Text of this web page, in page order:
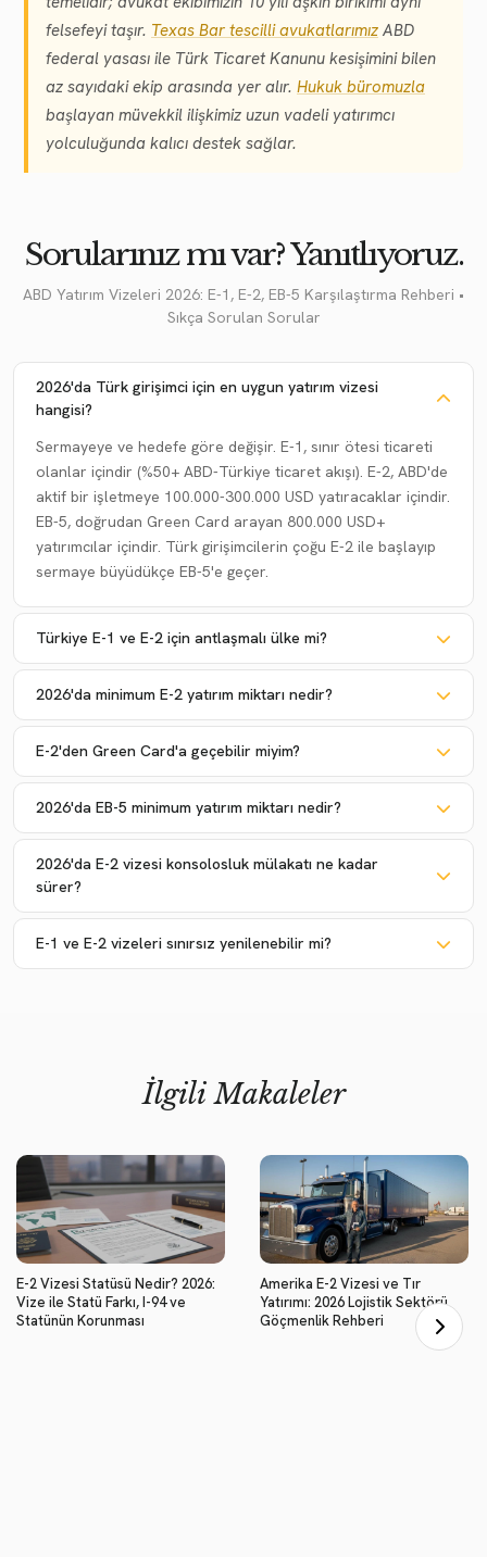
felsefeyi taşır. Texas Bar tescilli avukatlarımız ABD
federal yasası ile Türk Ticaret Kanunu kesişimini bilen
az sayıdaki ekip arasında yer alır. Hukuk büromuzla
başlayan müvekkil ilişkimiz uzun vadeli yatırımcı
yolculuğunda kalıcı destek sağlar.
Sorularınız mı var? Yanıtlıyoruz.
ABD Yatırım Vizeleri 2026: E-1, E-2, EB-5 Karşılaştırma Rehberi •
Sıkça Sorulan Sorular
2026'da Türk girişimci için en uygun yatırım vizesi
hangisi?
Sermayeye ve hedefe göre değişir. E-1, sınır ötesi ticareti
olanlar içindir (%50+ ABD-Türkiye ticaret akışı). E-2, ABD'de
aktif bir işletmeye 100.000-300.000 USD yatıracaklar içindir.
EB-5, doğrudan Green Card arayan 800.000 USD+
yatırımcılar içindir. Türk girişimcilerin çoğu E-2 ile başlayıp
sermaye büyüdükçe EB-5'e geçer.
Türkiye E-1 ve E-2 için antlaşmalı ülke mi?
2026'da minimum E-2 yatırım miktarı nedir?
E-2'den Green Card'a geçebilir miyim?
2026'da EB-5 minimum yatırım miktarı nedir?
2026'da E-2 vizesi konsolosluk mülakatı ne kadar
sürer?
E-1 ve E-2 vizeleri sınırsız yenilenebilir mi?
İlgili Makaleler
E-2 Vizesi Statüsü Nedir? 2026:
Vize ile Statü Farkı, I-94 ve
Statünün Korunması
Amerika E-2 Vizesi ve Tır
Yatırımı: 2026 Lojistik Sektörü
Göçmenlik Rehberi